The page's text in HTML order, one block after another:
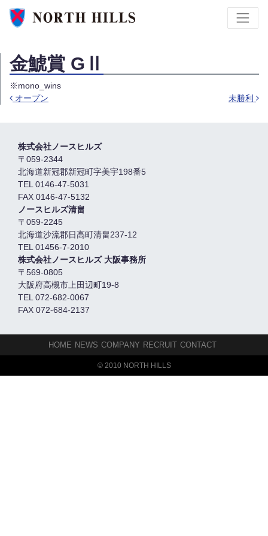
金鯱賞 GⅡ
※mono_wins
オープン 未勝利
株式会社ノースヒルズ
〒059-2344
北海道新冠郡新冠町字美宇198番5
TEL 0146-47-5031
FAX 0146-47-5132
ノースヒルズ清畠
〒059-2245
北海道沙流郡日高町清畠237-12
TEL 01456-7-2010
株式会社ノースヒルズ 大阪事務所
〒569-0805
大阪府高槻市上田辺町19-8
TEL 072-682-0067
FAX 072-684-2137
HOME NEWS COMPANY RECRUIT CONTACT
© 2010 NORTH HILLS